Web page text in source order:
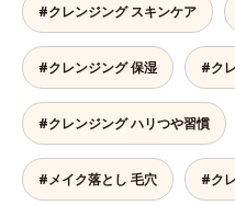
#クレンジング スキンケア
#クレンジング 保湿 #ク
#クレンジング ハリつや習慣
#メイク落とし 毛穴 #ク